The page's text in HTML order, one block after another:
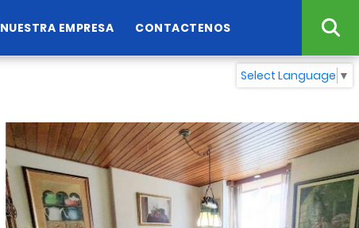
NUESTRA EMPRESA CONTACTENOS
Select Language ▼